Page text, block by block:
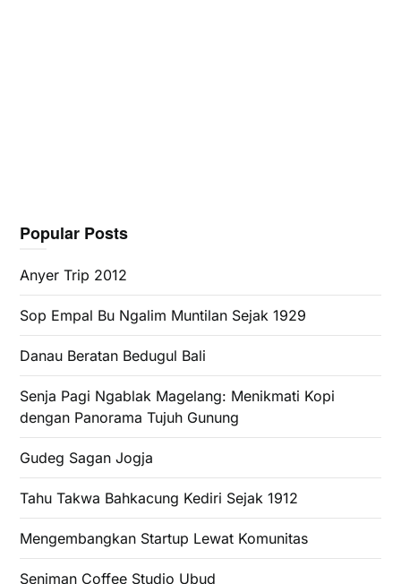
Popular Posts
Anyer Trip 2012
Sop Empal Bu Ngalim Muntilan Sejak 1929
Danau Beratan Bedugul Bali
Senja Pagi Ngablak Magelang: Menikmati Kopi
dengan Panorama Tujuh Gunung
Gudeg Sagan Jogja
Tahu Takwa Bahkacung Kediri Sejak 1912
Mengembangkan Startup Lewat Komunitas
Seniman Coffee Studio Ubud